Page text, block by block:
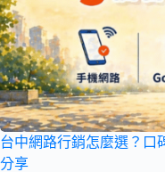
台中網路行銷怎麼選？口
分享